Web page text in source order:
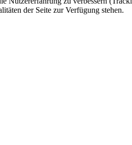
der Seite zur Verfügung stehen.